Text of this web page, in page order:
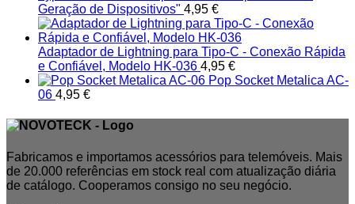
Geração de Dispositivos" 4,95 €
Adaptador de Lightning para Tipo-C - Conexão Rápida
e Confiável, Modelo HK-036 4,95 €
Pop Socket Metalica AC-
06 4,95 €
Fabricamos e importamos acessórios para telemóveis. Mais
de 20.000 referências em stock real com atualização diária
de catálogo. Cooperamos consigo no seu negócio.